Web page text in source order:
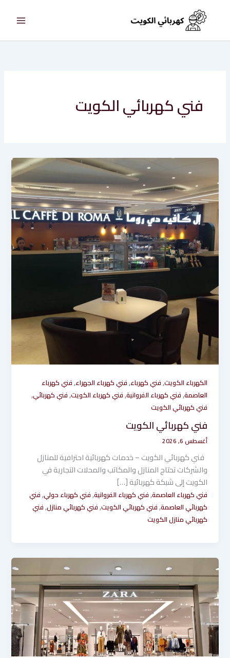
فني كهربائي الكويت
الكهرباء الكويت,فني كهرباء,فني كهرباء الجهراء,فني كهرباء
العاصمة,فني كهرباء الفروانية,فني كهرباء الكويت,فني كهربائي,
فني كهربائي الكويت
فني كهربائي الكويت
أغسطس 6, 2026
فني كهربائي الكويت – خدمات كهربائية احترافية للمنازل
والشركات تحتاج المنازل والمكاتب والمحلات التجارية في
الكويت إلى شبكة كهربائية […]
فني كهرباء العاصمة,فني كهرباء الفروانية,فني كهرباء حولي,فني
كهربائي العاصمة,فني كهربائي الكويت,فني كهربائي منازل,فني
كهربائي منازل الكويت